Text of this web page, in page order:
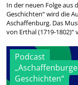
In der neuen Folge aus
Geschichten“ wird die
Aschaffenburg. Das
von Erthal (1719-
Podcast
Geschichten“